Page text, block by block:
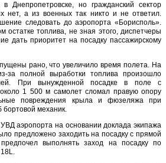
Днепропетровске, но гражданский сектор
нет, а из военных так никто и не ответил.
следовать до аэропорта «Борисполь».
топлива, не зная этого, диспетчеры
дать приоритет на посадку пассажирскому
рано, что увеличило время полета. На
за полной выработки топлива произошло
При вынужденной посадке в поле с
1 500 м самолет сломал правую опору
повреждения крыла и фюзеляжа при
бортовой механик.
аэропорта на основании доклада экипажа
предложено заходить на посадку с прямой
выполнять заход на посадку по